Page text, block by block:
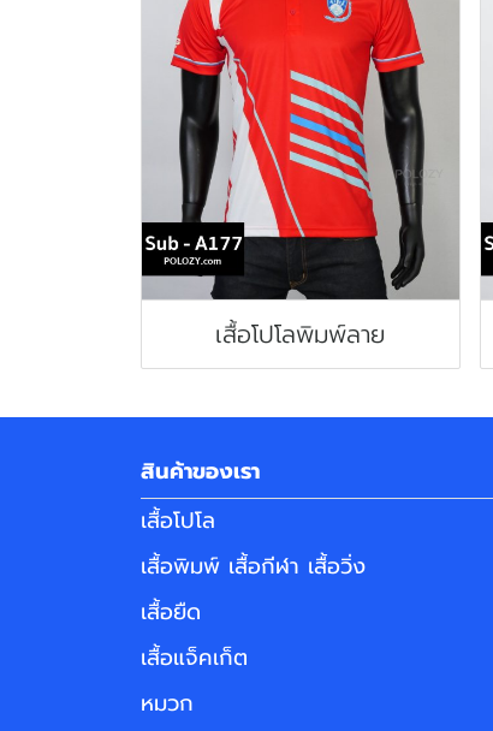
เสื้อโปโลพิมพ์ลาย
สินค้าของเรา
เสื้อโปโล
เสื้อพิมพ์ เสื้อกีฬา เสื้อวิ่ง
เสื้อยืด
เสื้อแจ็คเก็ต
หมวก